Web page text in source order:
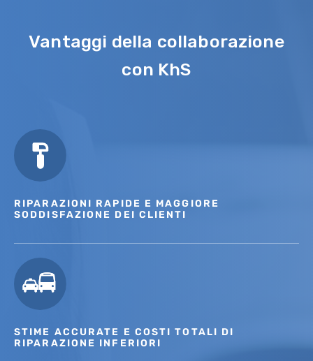
Vantaggi della collaborazione
con KhS
RIPARAZIONI RAPIDE E MAGGIORE
SODDISFAZIONE DEI CLIENTI
STIME ACCURATE E COSTI TOTALI DI
RIPARAZIONE INFERIORI